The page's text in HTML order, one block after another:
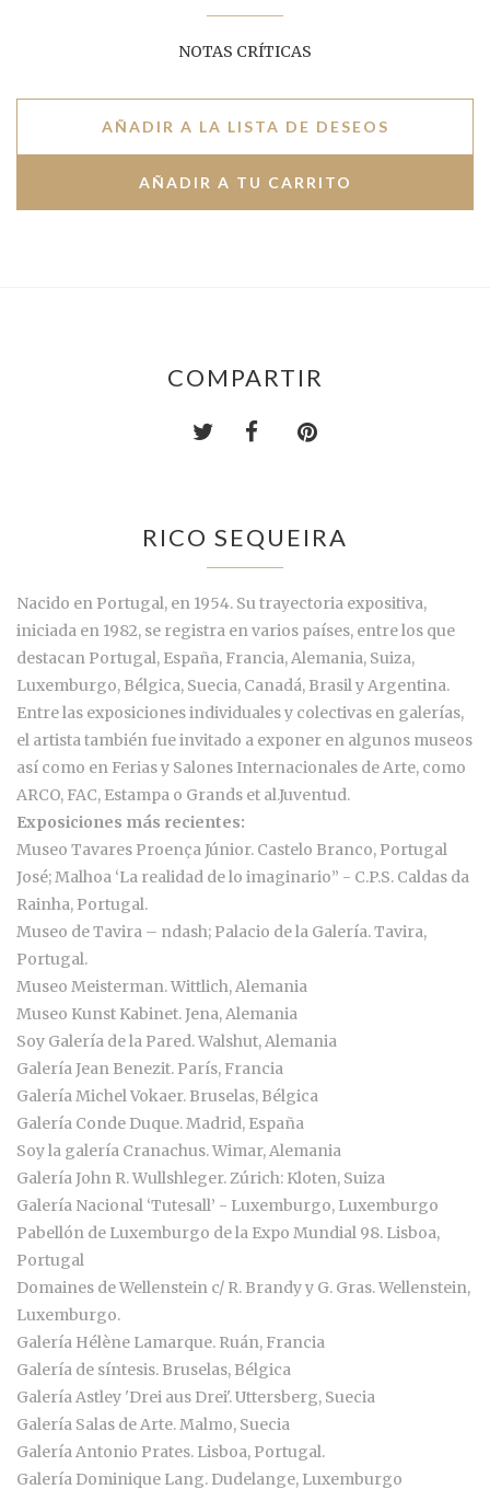
NOTAS CRÍTICAS
AÑADIR A LA LISTA DE DESEOS
COMPARTIR
RICO SEQUEIRA
Nacido en Portugal, en 1954. Su trayectoria expositiva,
iniciada en 1982, se registra en varios países, entre los que
destacan Portugal, España, Francia, Alemania, Suiza,
Luxemburgo, Bélgica, Suecia, Canadá, Brasil y Argentina.
Entre las exposiciones individuales y colectivas en galerías,
el artista también fue invitado a exponer en algunos museos
así como en Ferias y Salones Internacionales de Arte, como
ARCO, FAC, Estampa o Grands et al.Juventud.
Exposiciones más recientes:
Museo Tavares Proença Júnior. Castelo Branco, Portugal
José; Malhoa ‘La realidad de lo imaginario” - C.P.S. Caldas da
Rainha, Portugal.
Museo de Tavira – ndash; Palacio de la Galería. Tavira,
Portugal.
Museo Meisterman. Wittlich, Alemania
Museo Kunst Kabinet. Jena, Alemania
Soy Galería de la Pared. Walshut, Alemania
Galería Jean Benezit. París, Francia
Galería Michel Vokaer. Bruselas, Bélgica
Galería Conde Duque. Madrid, España
Soy la galería Cranachus. Wimar, Alemania
Galería John R. Wullshleger. Zúrich: Kloten, Suiza
Galería Nacional ‘Tutesall’ - Luxemburgo, Luxemburgo
Pabellón de Luxemburgo de la Expo Mundial 98. Lisboa,
Portugal
Domaines de Wellenstein c/ R. Brandy y G. Gras. Wellenstein,
Luxemburgo.
Galería Hélène Lamarque. Ruán, Francia
Galería de síntesis. Bruselas, Bélgica
Galería Astley 'Drei aus Drei'. Uttersberg, Suecia
Galería Salas de Arte. Malmo, Suecia
Galería Antonio Prates. Lisboa, Portugal.
Galería Dominique Lang. Dudelange, Luxemburgo